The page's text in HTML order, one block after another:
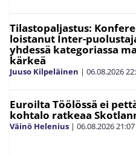
Tilastopaljastus:
loistanut Inter-
yhdessä kategoriassa
kärkeä
Juuso Kilpeläinen | 06.08.2026
Euroilta Töölössä ei
kohtalo ratkeaa
Väinö Helenius | 06.08.202621:07